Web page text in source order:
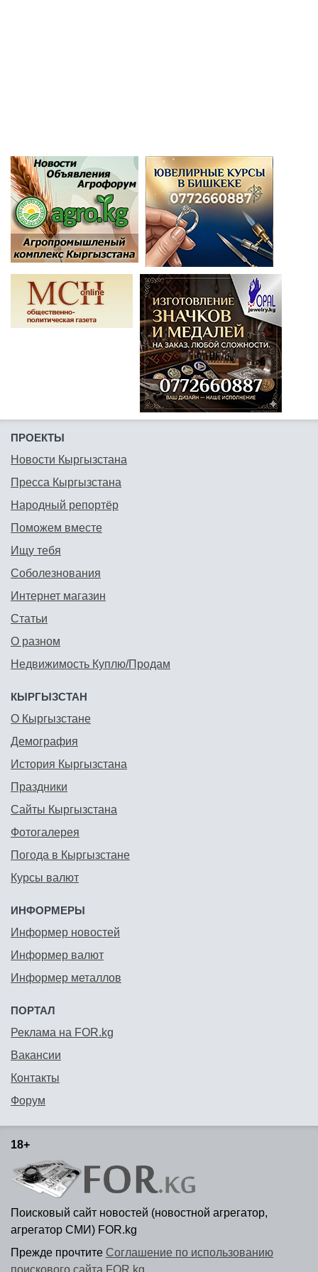
ПРОЕКТЫ
Новости Кыргызстана
Пресса Кыргызстана
Народный репортёр
Поможем вместе
Ищу тебя
Соболезнования
Интернет магазин
Статьи
О разном
Недвижимость Куплю/Продам
КЫРГЫЗСТАН
О Кыргызстане
Демография
История Кыргызстана
Праздники
Сайты Кыргызстана
Фотогалерея
Погода в Кыргызстане
Курсы валют
ИНФОРМЕРЫ
Информер новостей
Информер валют
Информер металлов
ПОРТАЛ
Реклама на FOR.kg
Вакансии
Контакты
Форум
18+
Поисковый сайт новостей (новостной агрегатор,
агрегатор СМИ) FOR.kg
Прежде прочтите Соглашение по использованию
поискового сайта FOR.kg